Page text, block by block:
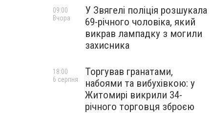
У Звягелі поліція розшукала
69-річного чоловіка, який
викрав лампадку з могили
захисника
09:00
Вчора
Торгував гранатами,
набоями та вибухівкою: у
Житомирі викрили 34-
річного торговця зброєю
18:00
6 серпня